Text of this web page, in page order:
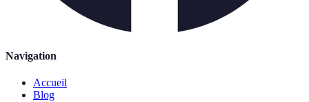
Navigation
Accueil
Blog